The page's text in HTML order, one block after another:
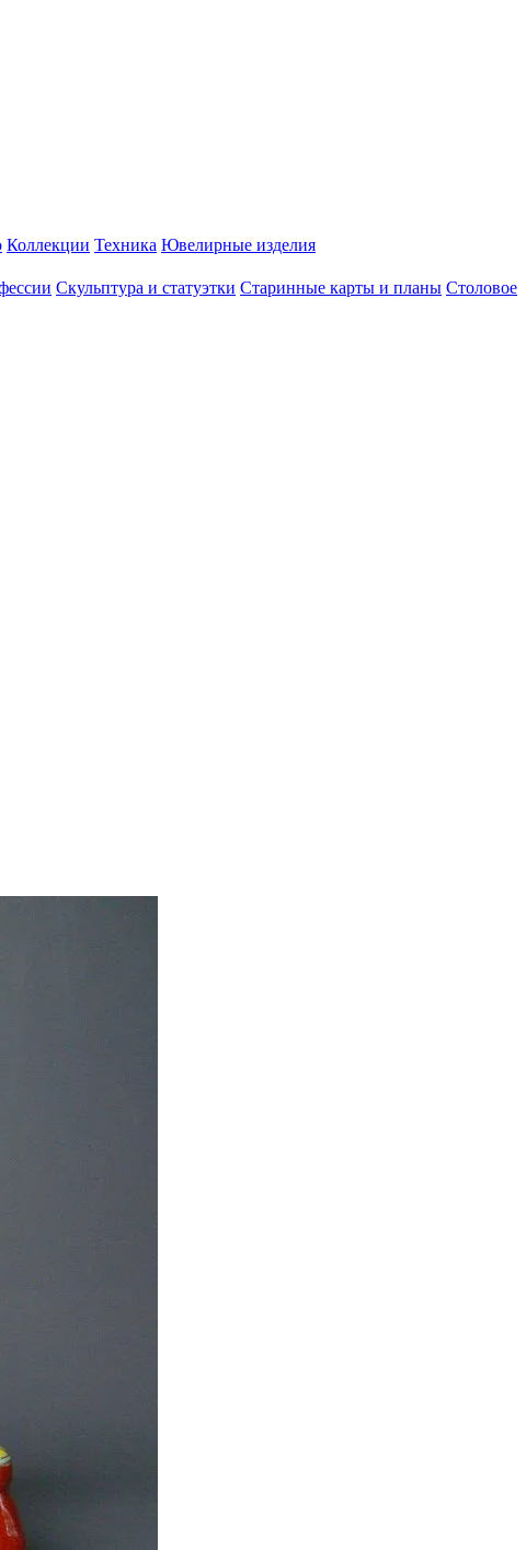
Коллекции Техника Ювелирные изделия
Скульптура и статуэтки Старинные карты и планы Столовое